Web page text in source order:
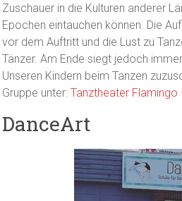
Zuschauer in die Kulturen anderer
Epochen eintauchen können. Die
vor dem Auftritt und die Lust zu
Tänzer. Am Ende siegt jedoch
Unseren Kindern beim Tanzen
Gruppe unter: Tanztheater
DanceArt